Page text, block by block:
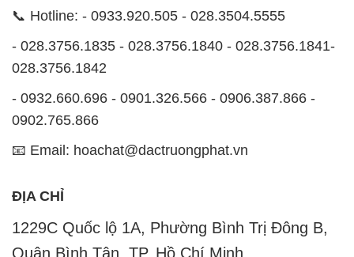
0902.765.866
📧 Email: hoachat@dactruongphat.vn
ĐỊA CHỈ
1229C Quốc lộ 1A, Phường Bình Trị Đông B,
Quận Bình Tân, TP. Hồ Chí Minh
CÔNG TY XNK TM SX HÓA CHẤT ĐẮC TRƯỜNG
PHÁT